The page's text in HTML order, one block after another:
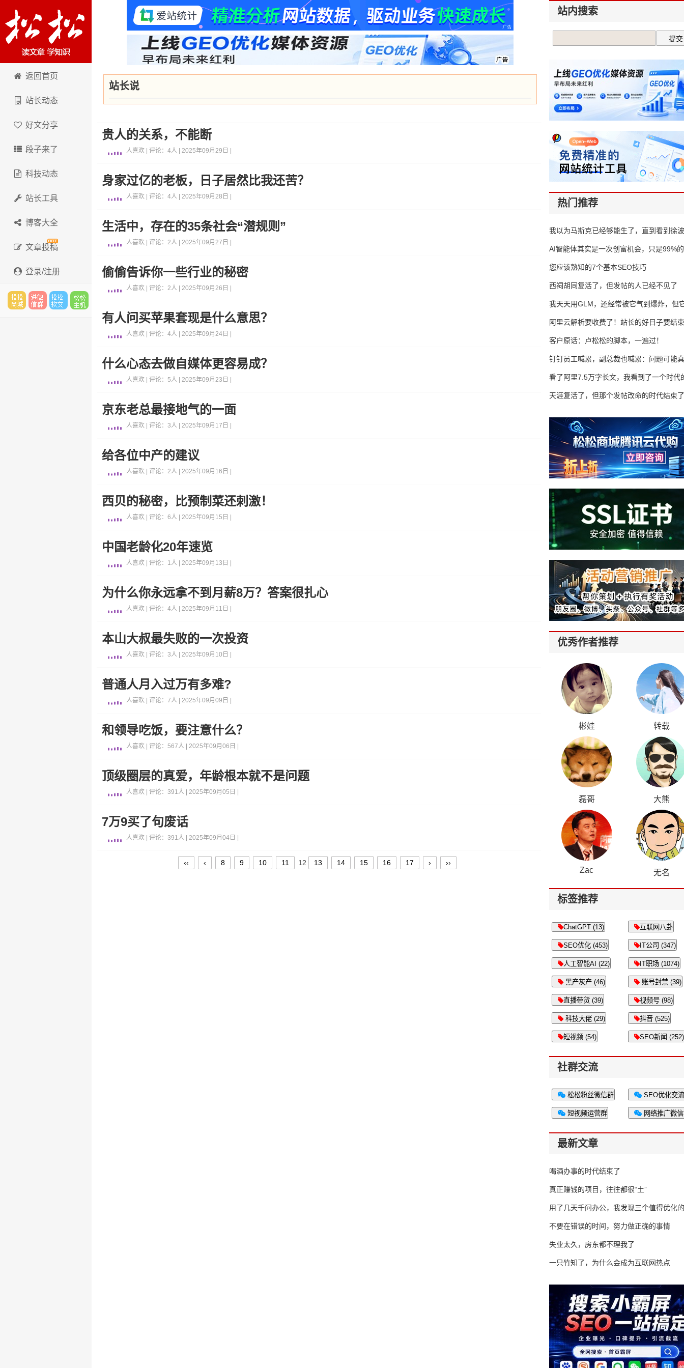
卢松松博客
返回首页
站长动态
好文分享
段子来了
科技动态
站长工具
博客大全
文章投稿
登录/注册
站长说
贵人的关系，不能断
人喜欢 | 评论：4人 | 2025年09月29日 |
身家过亿的老板，日子居然比我还苦？
人喜欢 | 评论：4人 | 2025年09月28日 |
生活中，存在的35条社会“潜规则”
人喜欢 | 评论：2人 | 2025年09月27日 |
偷偷告诉你一些行业的秘密
人喜欢 | 评论：2人 | 2025年09月26日 |
有人问买苹果套现是什么意思？
人喜欢 | 评论：4人 | 2025年09月24日 |
什么心态去做自媒体更容易成？
人喜欢 | 评论：5人 | 2025年09月23日 |
京东老总最接地气的一面
人喜欢 | 评论：3人 | 2025年09月17日 |
给各位中产的建议
人喜欢 | 评论：2人 | 2025年09月16日 |
西贝的秘密，比预制菜还刺激！
人喜欢 | 评论：6人 | 2025年09月15日 |
中国老龄化20年速览
人喜欢 | 评论：1人 | 2025年09月13日 |
为什么你永远拿不到月薪8万？答案很扎心
人喜欢 | 评论：4人 | 2025年09月11日 |
本山大叔最失败的一次投资
人喜欢 | 评论：3人 | 2025年09月10日 |
普通人月入过万有多难?
人喜欢 | 评论：7人 | 2025年09月09日 |
和领导吃饭，要注意什么？
人喜欢 | 评论：567人 | 2025年09月06日 |
顶级圈层的真爱，年龄根本就不是问题
人喜欢 | 评论：391人 | 2025年09月05日 |
7万9买了句废话
人喜欢 | 评论：391人 | 2025年09月04日 |
‹‹ ‹ 8 9 10 11 12 13 14 15 16 17 › ››
站内搜索
热门推荐
我以为马斯克已经够能生了，直到看到
AI智能体其实是一次创富机会，只是99%
错过了
您应该熟知的7个基本SEO技巧
西祠胡同复活了，但发帖的人已经不见了
我天天用GLM，还经常被它气到爆炸，但
16万亿
阿里云解析要收费了！站长的好日子要结
客户原话：卢松松的脚本，一遍过！
钉钉员工喊累，副总裁也喊累：问题可能
了
看了阿里7.5万字长文，我看到了一个时代
天涯复活了，但那个发帖改命的时代结束了
优秀作者推荐
彬娃 转载
磊哥 大熊
Zac 无名
标签推荐
ChatGPT (13) 互联网八卦
SEO优化 (453) IT公司 (347)
人工智能AI (22) IT职场 (1074)
黑产灰产 (46) 账号封禁 (39)
直播带货 (39) 视频号 (98)
科技大佬 (29) 抖音 (525)
短视频 (54) SEO新闻 (252)
社群交流
松松粉丝微信群 SEO优化交
短视频运营群 网络推广微
最新文章
喝酒办事的时代结束了
真正赚钱的项目，往往都很“土”
用了几天千问办公，我发现三个值得优化
不要在错误的时间，努力做正确的事情
失业太久，房东都不理我了
一只竹知了，为什么会成为互联网热点